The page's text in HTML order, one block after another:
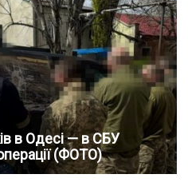
в Одесі — в СБУ
(ФОТО)